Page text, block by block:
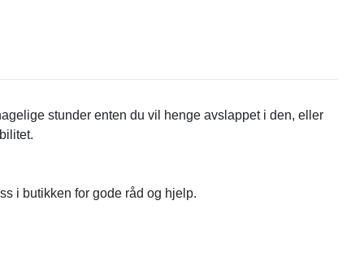
stunder enten du vil henge avslappet i den, eller
i butikken for gode råd og hjelp.